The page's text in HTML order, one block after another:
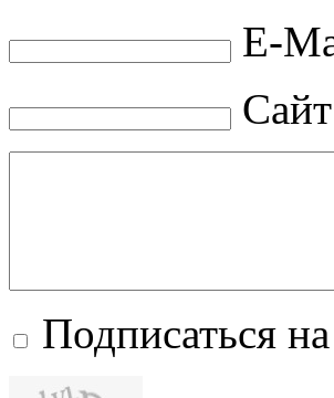
E-
Сайт
Подписаться